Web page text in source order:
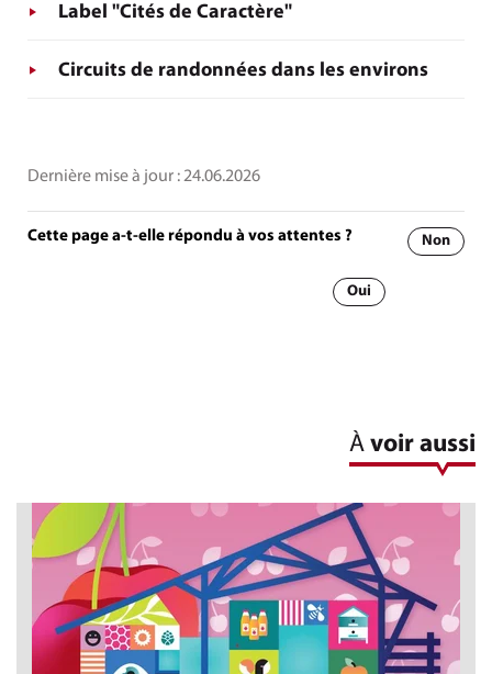
Label "Cités de Caractère"
Circuits de randonnées dans les environs
Dernière mise à jour :24.06.2026
Cette page a-t-elle répondu à vos attentes ? Non
Oui
À voir aussi